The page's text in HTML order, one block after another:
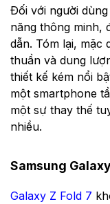
Đối với người
năng thông minh,
dẫn. Tóm lại, mặc
thuần và dung
thiết kế kém nổi
một smartphone
một sự thay thế
nhiều.
Samsung
Galaxy Z Fold 7